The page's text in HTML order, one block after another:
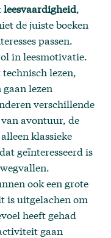
leesvaardigheid,
de juiste boeken
passen.
in leesmotivatie.
lezen,
lezen
verschillende
avontuur, de
klassieke
geïnteresseerd is
ook een grote
is uitgelachen om
heeft gehad
gaan